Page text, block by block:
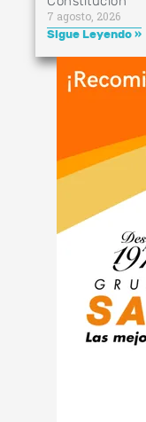
7 agosto, 2026
Sigue Leyendo »